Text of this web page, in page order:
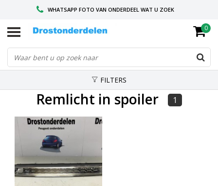
WHATSAPP FOTO VAN ONDERDEEL WAT U ZOEK
VOOR 16.00 BESTELD, VANDAAG VERZONDEN
GESPECIALISEERD PEUGEOT
0
FILTERS
Remlicht in spoiler 1